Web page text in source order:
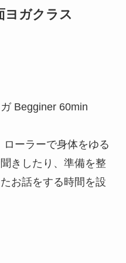
ヨガクラス
Begginer 60min
ーラーで身体をゆる
きしたり、準備を整
お話をする時間を設